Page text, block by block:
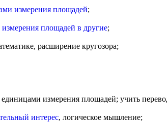
измерения площадей;
площадей в другие;
расширение кругозора;
единицами измерения площадей; учить
интерес, логическое мышление;